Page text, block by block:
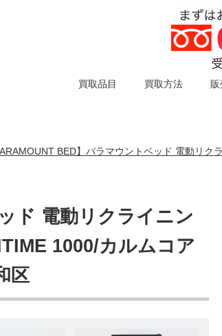
買取品目 買取方法
BED】パラマウントベッド 電動リ
ド 電動リクライニン
1000/カルムコア
区